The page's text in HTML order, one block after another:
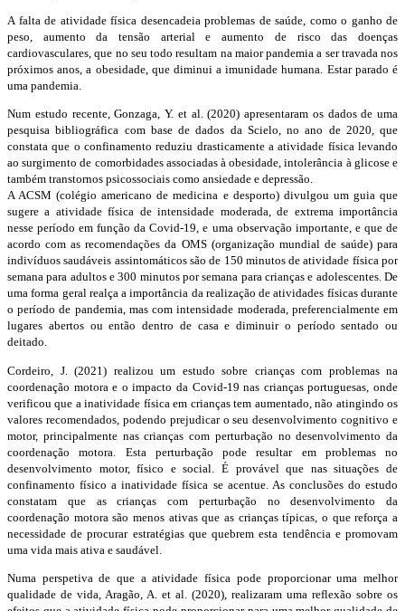
A falta de atividade física desencadeia problemas de saúde, como o ganho de
peso, aumento da tensão arterial e aumento de risco das doenças
cardiovasculares, que no seu todo resultam na maior pandemia a ser travada nos
próximos anos, a obesidade, que diminui a imunidade humana. Estar parado é
uma pandemia.
Num estudo recente, Gonzaga, Y. et al. (2020) apresentaram os dados de uma
pesquisa bibliográfica com base de dados da Scielo, no ano de 2020, que
constata que o confinamento reduziu drasticamente a atividade física levando
ao surgimento de comorbidades associadas à obesidade, intolerância à glicose e
também transtornos psicossociais como ansiedade e depressão.
A ACSM (colégio americano de medicina e desporto) divulgou um guia que
sugere a atividade física de intensidade moderada, de extrema importância
nesse período em função da Covid-19, e uma observação importante, e que de
acordo com as recomendações da OMS (organização mundial de saúde) para
indivíduos saudáveis assintomáticos são de 150 minutos de atividade física por
semana para adultos e 300 minutos por semana para crianças e adolescentes. De
uma forma geral realça a importância da realização de atividades físicas durante
o período de pandemia, mas com intensidade moderada, preferencialmente em
lugares abertos ou então dentro de casa e diminuir o período sentado ou
deitado.
Cordeiro, J. (2021) realizou um estudo sobre crianças com problemas na
coordenação motora e o impacto da Covid-19 nas crianças portuguesas, onde
verificou que a inatividade física em crianças tem aumentado, não atingindo os
valores recomendados, podendo prejudicar o seu desenvolvimento cognitivo e
motor, principalmente nas crianças com perturbação no desenvolvimento da
coordenação motora. Esta perturbação pode resultar em problemas no
desenvolvimento motor, físico e social. É provável que nas situações de
confinamento físico a inatividade física se acentue. As conclusões do estudo
constatam que as crianças com perturbação no desenvolvimento da
coordenação motora são menos ativas que as crianças típicas, o que reforça a
necessidade de procurar estratégias que quebrem esta tendência e promovam
uma vida mais ativa e saudável.
Numa perspetiva de que a atividade física pode proporcionar uma melhor
qualidade de vida, Aragão, A. et al. (2020), realizaram uma reflexão sobre os